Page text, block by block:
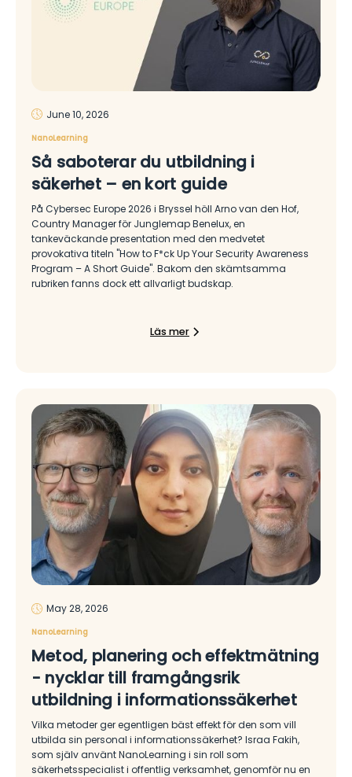
June 10, 2026
NanoLearning
Så saboterar du utbildning i
säkerhet – en kort guide
På Cybersec Europe 2026 i Bryssel höll Arno van den Hof,
Country Manager för Junglemap Benelux, en
tankeväckande presentation med den medvetet
provokativa titeln "How to F*ck Up Your Security Awareness
Program – A Short Guide". Bakom den skämtsamma
rubriken fanns dock ett allvarligt budskap.
Läs mer
May 28, 2026
NanoLearning
Metod, planering och effektmätning
- nycklar till framgångsrik
utbildning i informationssäkerhet
Vilka metoder ger egentligen bäst effekt för den som vill
utbilda sin personal i informationssäkerhet? Israa Fakih,
som själv använt NanoLearning i sin roll som
säkerhetsspecialist i offentlig verksamhet, genomför nu en